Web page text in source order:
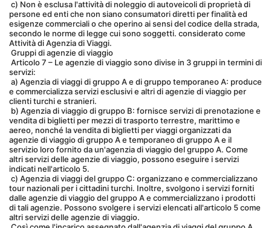
persone ed enti che non siano consumatori diretti per finalità ed
esigenze commerciali o che operino ai sensi del codice della strada,
secondo le norme di legge cui sono soggetti. considerato come
Attività di Agenzia di Viaggi.
Gruppi di agenzie di viaggio
servizi:
e commercializza servizi esclusivi e altri di agenzie di viaggio per
clienti turchi e stranieri.
vendita di biglietti per mezzi di trasporto terrestre, marittimo e
aereo, nonché la vendita di biglietti per viaggi organizzati da
agenzie di viaggio di gruppo A e temporaneo di gruppo A e il
servizio loro fornito da un'agenzia di viaggio del gruppo A. Come
altri servizi delle agenzie di viaggio, possono eseguire i servizi
indicati nell'articolo 5.
tour nazionali per i cittadini turchi. Inoltre, svolgono i servizi forniti
dalle agenzie di viaggio del gruppo A e commercializzano i prodotti
di tali agenzie. Possono svolgere i servizi elencati all'articolo 5 come
altri servizi delle agenzie di viaggio.